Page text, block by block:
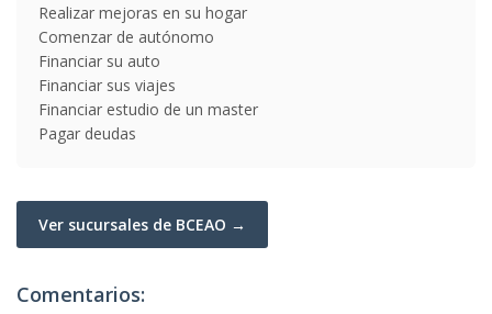
Realizar mejoras en su hogar
Comenzar de autónomo
Financiar su auto
Financiar sus viajes
Financiar estudio de un master
Pagar deudas
Ver sucursales de BCEAO →
Comentarios: